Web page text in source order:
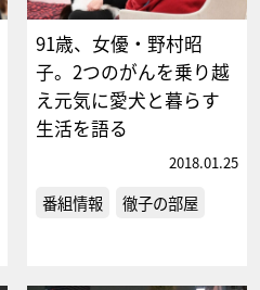
91歳、女優・野村昭
子。2つのがんを乗り越
え元気に愛犬と暮らす
生活を語る
2018.01.25
番組情報 徹子の部屋